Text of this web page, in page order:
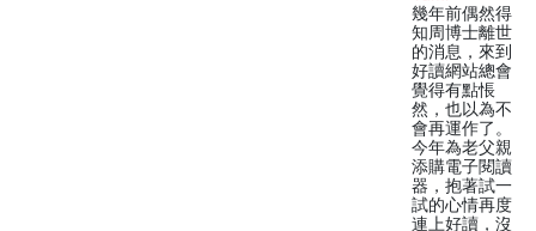
幾年前偶然得
知周博士離世
的消息，來到
好讀網站總會
覺得有點悵
然，也以為不
會再運作了。
今年為老父親
添購電子閱讀
器，抱著試一
試的心情再度
連上好讀，沒